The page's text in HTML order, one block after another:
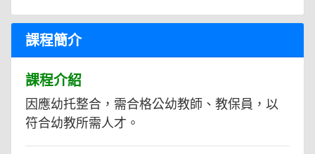
課程簡介
課程介紹
因應幼托整合，需合格公幼教師、教保員，以
符合幼教所需人才。